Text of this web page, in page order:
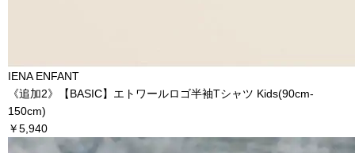
IENA ENFANT
《追加2》【BASIC】エトワールロゴ半袖Tシャツ Kids(90cm‐
150cm)
￥5,940